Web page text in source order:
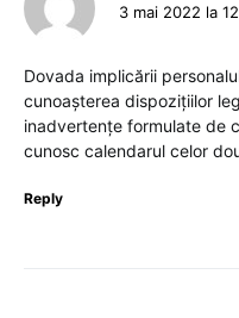
3 mai 2022 la
Dovada implicării
cunoașterea dispozițiilor
inadvertențe formulate de
cunosc calendarul celor
Reply